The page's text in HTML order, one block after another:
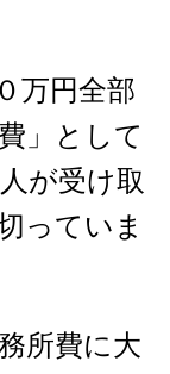
万円全部
」として
が受け取
っていま
所費に大